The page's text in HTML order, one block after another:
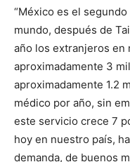
“México es el
mundo, después de
año los extranjeros en
aproximadamente 3
aproximadamente 1.2
médico por año, sin
este servicio crece 7
hoy en nuestro país,
demanda, de buenos